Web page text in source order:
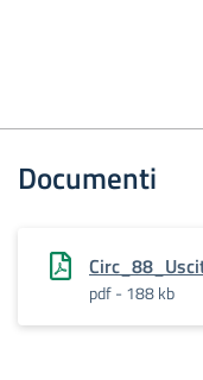
Documenti
pdf - 188 kb